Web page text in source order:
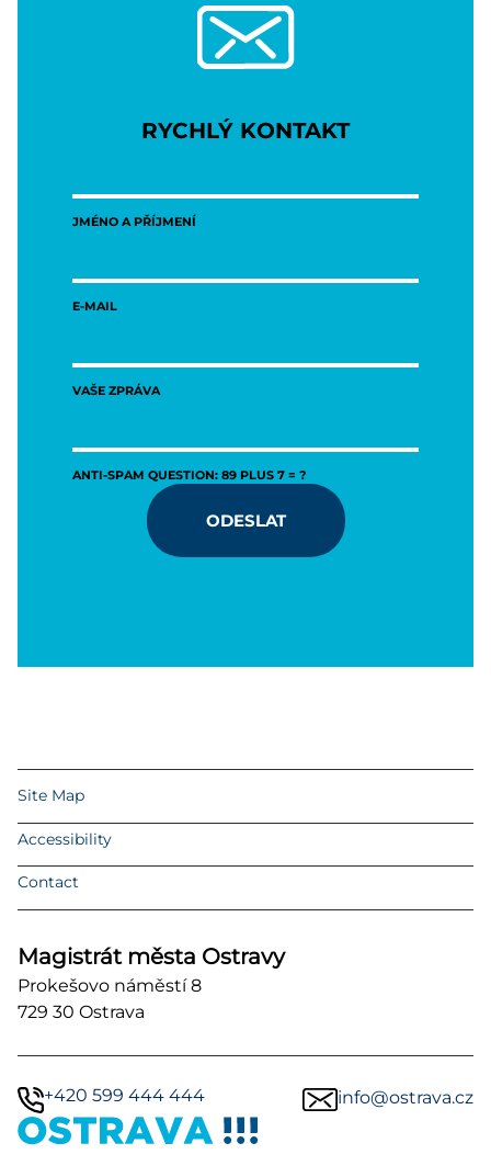
RYCHLÝ KONTAKT
JMÉNO A PŘÍJMENÍ
E-MAIL
VAŠE ZPRÁVA
ANTI-SPAM QUESTION: 89 PLUS 7 = ?
ODESLAT
Site Map
Accessibility
Contact
Magistrát města Ostravy
Prokešovo náměstí 8
729 30 Ostrava
+420 599 444 444 info@ostrava.cz